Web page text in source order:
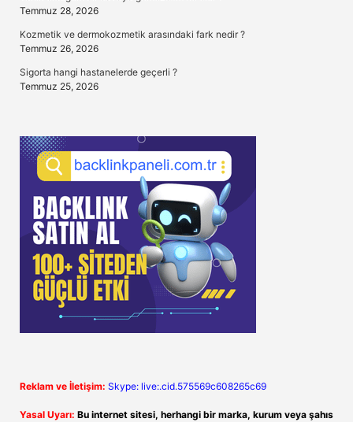
Temmuz 28, 2026
Kozmetik ve dermokozmetik arasındaki fark nedir ?
Temmuz 26, 2026
Sigorta hangi hastanelerde geçerli ?
Temmuz 25, 2026
Reklam ve İletişim: Skype: live:.cid.575569c608265c69
Yasal Uyarı: Bu internet sitesi, herhangi bir marka, kurum veya şahıs